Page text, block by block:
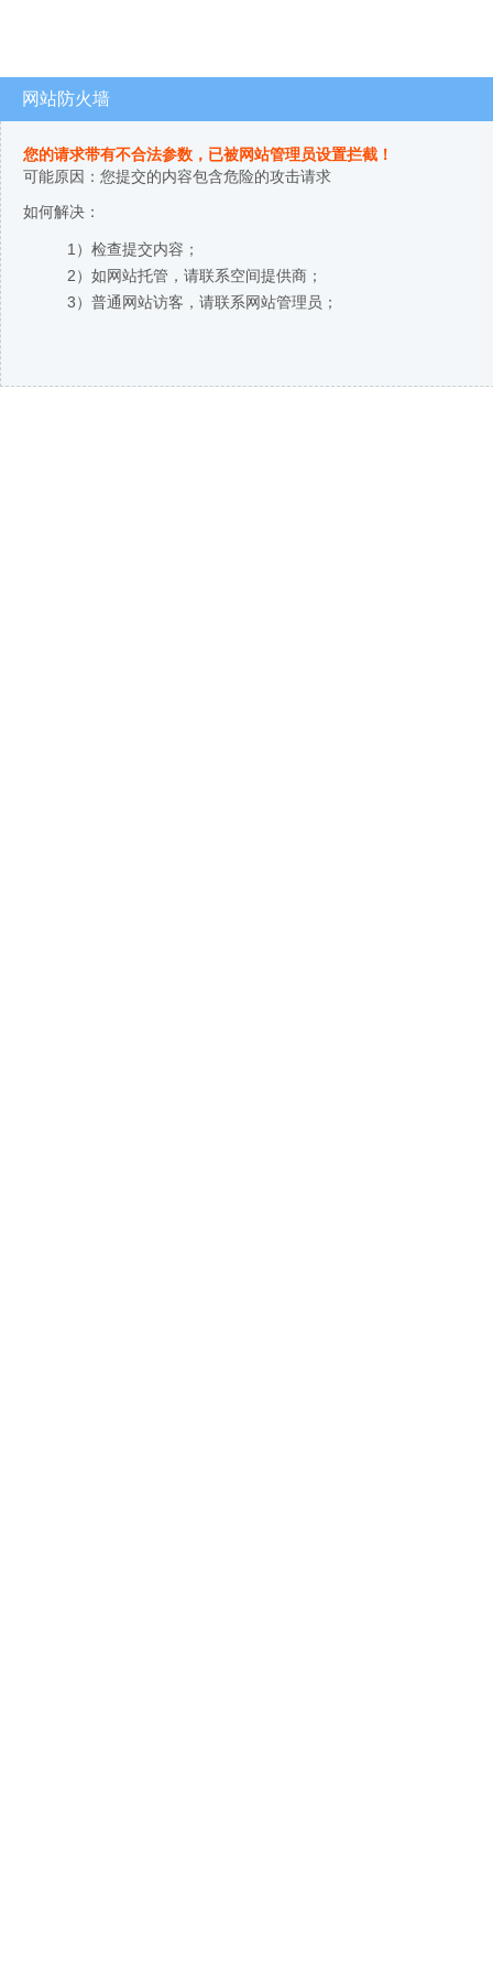
网站防火墙
您的请求带有不合法参数，已被网站管理员设置拦截！
可能原因：您提交的内容包含危险的攻击请求
如何解决：
1）检查提交内容；
2）如网站托管，请联系空间提供商；
3）普通网站访客，请联系网站管理员；